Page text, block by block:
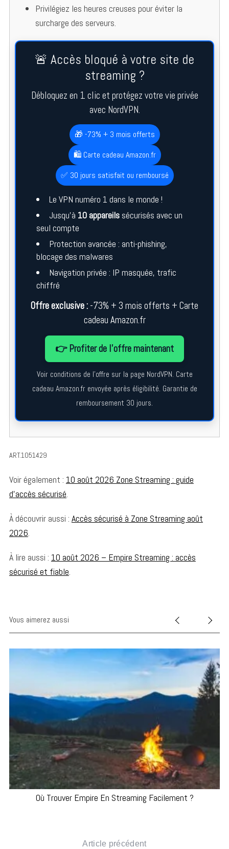
Privilégiez les heures creuses pour éviter la
surcharge des serveurs.
🚨 Accès bloqué à votre site de
streaming ?
Débloquez en 1 clic et protégez votre vie privée
avec NordVPN.
🎁 -73% + 3 mois offerts
🛍️ Carte cadeau Amazon.fr
✅ 30 jours satisfait ou remboursé
Le VPN numéro 1 dans le monde !
Jusqu’à 10 appareilssécurisés avec un
seul compte
Protection avancée : anti-phishing,
blocage des malwares
Navigation privée : IP masquée, trafic
chiffré
Offre exclusive : -73% + 3 mois offerts + Carte
cadeau Amazon.fr
👉 Profiter de l’offre maintenant
Voir conditions de l’offre sur la page NordVPN. Carte
cadeau Amazon.fr envoyée après éligibilité. Garantie de
remboursement 30 jours.
ART.1051429
Voir également : 10 août 2026 Zone Streaming : guide
d’accès sécurisé.
À découvrir aussi : Accès sécurisé à Zone Streaming août
2026.
À lire aussi : 10 août 2026 – Empire Streaming : accès
sécurisé et fiable.
Vous aimerez aussi
Où Trouver Empire En Streaming Facilement ?
Article précédent
e
c
h